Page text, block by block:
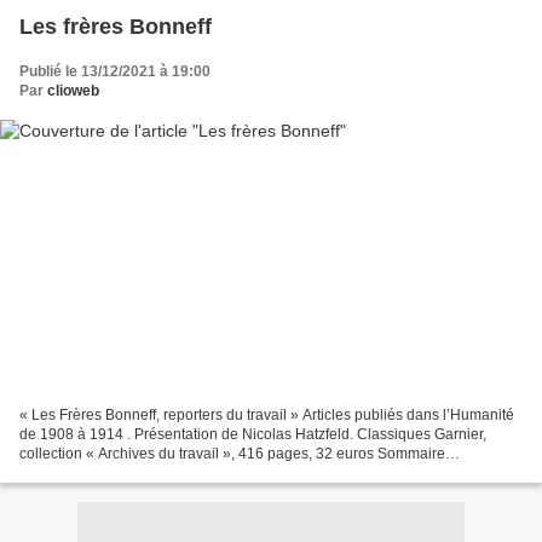
Les frères Bonneff
Publié le 13/12/2021 à 19:00
Par clioweb
« Les Frères Bonneff, reporters du travail » Articles publiés dans l’Humanité
de 1908 à 1914 . Présentation de Nicolas Hatzfeld. Classiques Garnier,
collection « Archives du travail », 416 pages, 32 euros Sommaire